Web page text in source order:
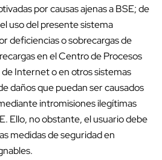
por causas ajenas a BSE; de
uso del presente sistema
deficiencias o sobrecargas de
en el Centro de Procesos
Internet o en otros sistemas
daños que puedan ser causados
intromisiones ilegítimas
Ello, no obstante, el usuario debe
medidas de seguridad en